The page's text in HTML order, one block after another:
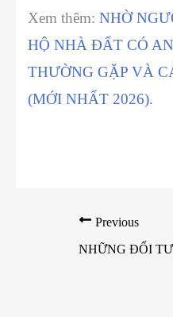
Xem thêm: NHỜ
HỘ NHÀ ĐẤT CÓ
THƯỜNG GẶP VÀ
(MỚI NHẤT 2026).
Previous
NHỮNG ĐỐI